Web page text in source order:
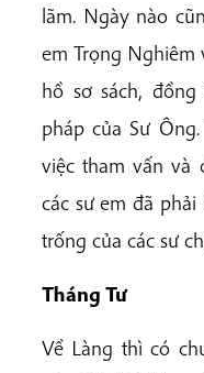
lãm. Ngày nào
em Trọng Nghiêm
hồ sơ sách,
pháp của Sư
việc tham vấn và
các sư em đã
trống của các sư
Tháng Tư
Về Làng thì có